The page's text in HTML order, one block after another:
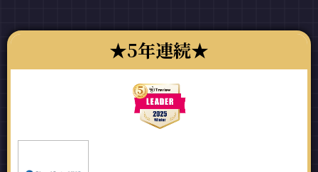
5年連続